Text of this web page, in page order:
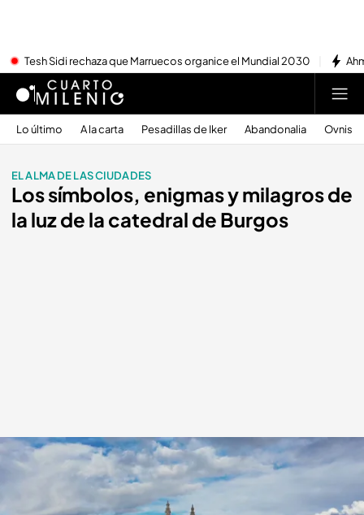
Tesh Sidi rechaza que Marruecos organice el Mundial 2030
Lo último A la carta Pesadillas de Iker Abandonalia Ovnis
EL ALMA DE LAS CIUDADES
Los símbolos, enigmas y milagros de
la luz de la catedral de Burgos
Cuarto Milenio
21 SEP 2025 - 23:58h.